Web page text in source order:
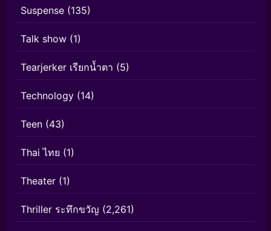
Suspense (135)
Talk show (1)
Tearjerker เรียกน้ำตา (5)
Technology (14)
Teen (43)
Thai ไทย (1)
Theater (1)
Thriller ระทึกขวัญ (2,261)